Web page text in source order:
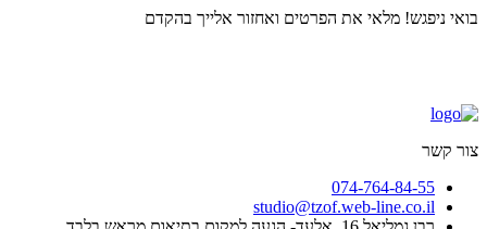
בואי ניפגש! מלאי את הפרטים ואחזור אלייך בהקדם
צור קשר
074-764-84-55
studio@tzof.web-line.co.il